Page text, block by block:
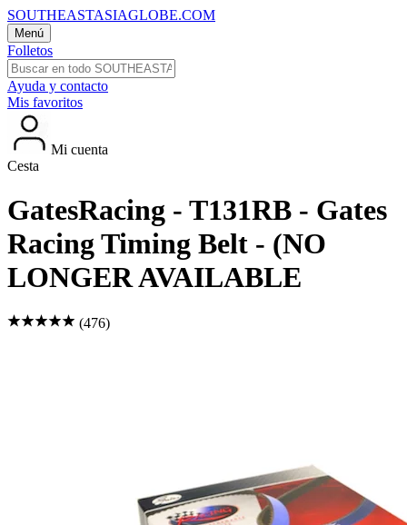
SOUTHEASTASIAGLOBE.COM
Menú
Folletos
Ayuda y contacto
Mis favoritos
Mi cuenta
Cesta
GatesRacing - T131RB - Gates
Racing Timing Belt - (NO
LONGER AVAILABLE
(476)